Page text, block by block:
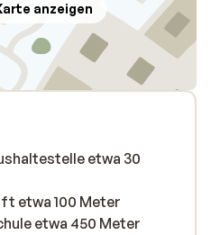
anzeigen
etwa 30
etwa 100 Meter
etwa 450 Meter